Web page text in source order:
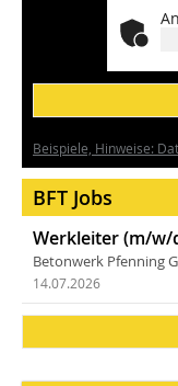
Beispiele, Hinweise:
BFT Jobs
Werkleiter (m/w/
Betonwerk Pfenning
14.07.2026